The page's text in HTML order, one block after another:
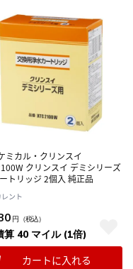
ミカル・クリンスイ
クリンスイ デミシリーズ
トリッジ 2個入 純正品
ント
円 （税込）
算 40 マイル (1倍)
カートに入れる